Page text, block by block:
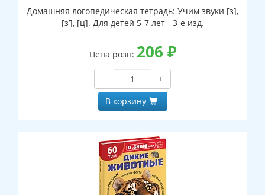
Домашняя логопедическая тетрадь: Учим звуки [з],
[з’], [ц]. Для детей 5-7 лет - 3-е изд.
Цена розн: 206 ₽
−
+
В корзину